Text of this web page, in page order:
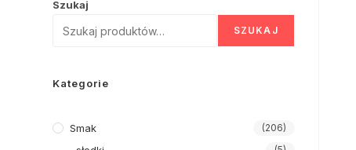
Szukaj
SZUKAJ
Kategorie
Smak (206)